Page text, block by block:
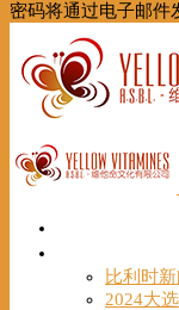
密码将通过电子邮件
比利时新
2024大选